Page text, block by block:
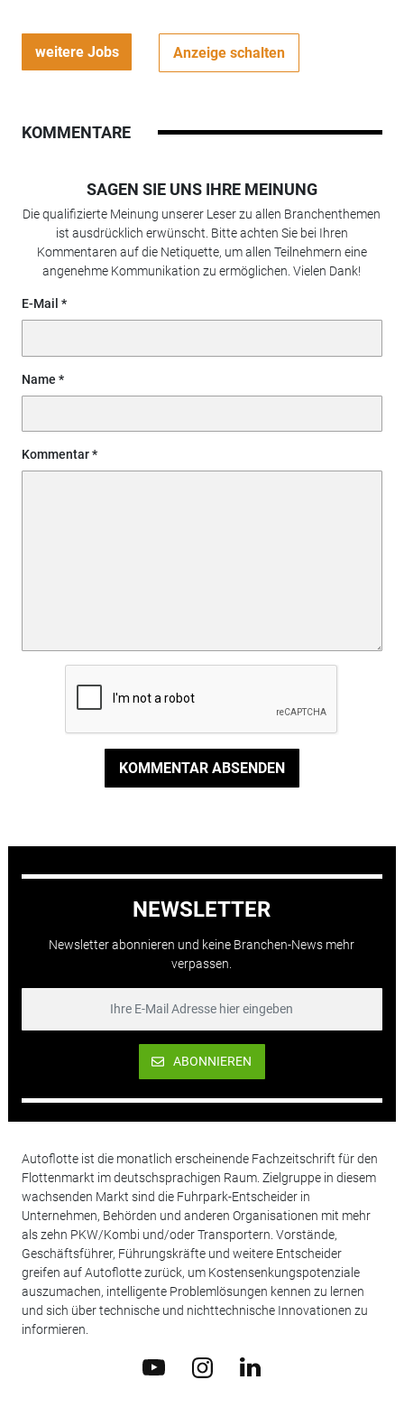
weitere Jobs Anzeige schalten
KOMMENTARE
SAGEN SIE UNS IHRE MEINUNG
Die qualifizierte Meinung unserer Leser zu allen Branchenthemen
ist ausdrücklich erwünscht. Bitte achten Sie bei Ihren
Kommentaren auf die Netiquette, um allen Teilnehmern eine
angenehme Kommunikation zu ermöglichen. Vielen Dank!
E-Mail
Name
Kommentar
KOMMENTAR ABSENDEN
NEWSLETTER
Newsletter abonnieren und keine Branchen-News mehr
verpassen.
ABONNIEREN
Autoflotte ist die monatlich erscheinende Fachzeitschrift für den
Flottenmarkt im deutschsprachigen Raum. Zielgruppe in diesem
wachsenden Markt sind die Fuhrpark-Entscheider in
Unternehmen, Behörden und anderen Organisationen mit mehr
als zehn PKW/Kombi und/oder Transportern. Vorstände,
Geschäftsführer, Führungskräfte und weitere Entscheider
greifen auf Autoflotte zurück, um Kostensenkungspotenziale
auszumachen, intelligente Problemlösungen kennen zu lernen
und sich über technische und nichttechnische Innovationen zu
informieren.